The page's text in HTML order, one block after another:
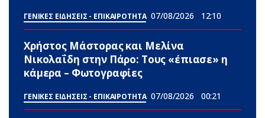
ΓΕΝΙΚΕΣ ΕΙΔΗΣΕΙΣ - ΕΠΙΚΑΙΡΟΤΗΤΑ 07/08/2026 12:10
Χρήστος Μάστορας και Μελίνα
Νικολαΐδη στην Πάρο: Τους «έπιασε» η
κάμερα – Φωτογραφίες
ΓΕΝΙΚΕΣ ΕΙΔΗΣΕΙΣ - ΕΠΙΚΑΙΡΟΤΗΤΑ 07/08/2026 00:21